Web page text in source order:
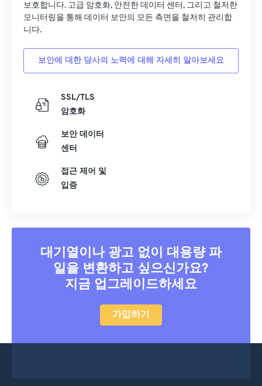
보호합니다. 고급 암호화, 안전한 데이터 센터, 그리고 철저한
모니터링을 통해 데이터 보안의 모든 측면을 철저히 관리합
니다.
보안에 대한 당사의 노력에 대해 자세히 알아보세요
SSL/TLS
암호화
보안 데이터
센터
접근 제어 및
입증
대기열이나 광고 없이 대용량 파
일을 변환하고 싶으신가요?
지금 업그레이드하세요
가입하기